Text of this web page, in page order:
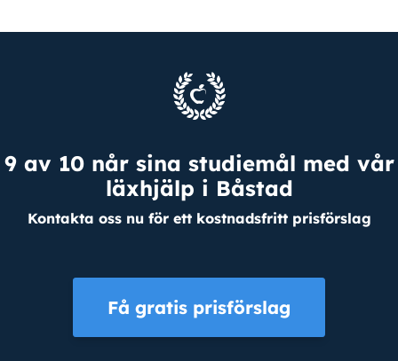
9 av 10 når sina studiemål med vår
läxhjälp i Båstad
Kontakta oss nu för ett kostnadsfritt prisförslag
Få gratis prisförslag